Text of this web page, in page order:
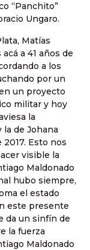
“Panchito”
Ungaro.
Matías
a 41 años de
a los
por un
un proyecto
militar y hoy
la
de Johana
2017. Esto nos
visible la
Maldonado
hubo siempre,
el estado
este presente
da un sinfín de
la fuerza
Maldonado